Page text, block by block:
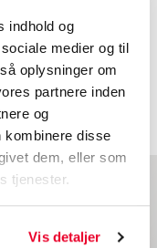
indhold og
medier og til
oplysninger om
partnere inden
og
kombinere disse
dem, eller som
tjenester.
Vis detaljer